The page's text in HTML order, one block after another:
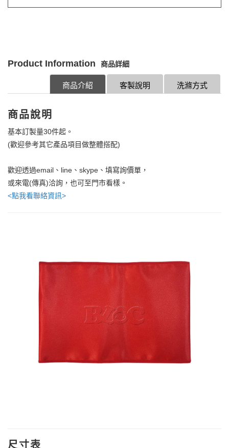
Product Information 商品詳細
洗滌方式
客製說明
商品介紹
商品說明
基本訂製量30件起。
(歡迎參考其它產品項目做整體搭配)
歡迎透過email、line、skype、填寫詢價單，
或來電(傳真)洽詢，也可至門市看樣。
<點我看聯絡資訊>
尺寸表